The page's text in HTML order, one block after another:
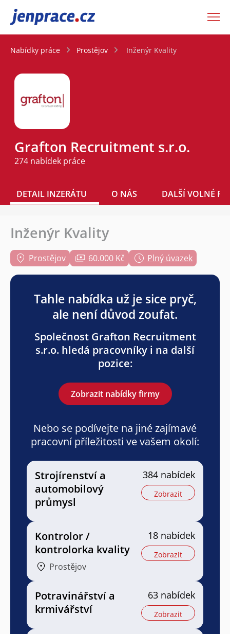
JenPráce.cz
Nabídky práce Prostějov Inženýr Kvality
Grafton Recruitment s.r.o.
274 nabídek práce
DETAIL INZERÁTU O NÁS DALŠÍ VOLNÉ
Inženýr Kvality
Prostějov 60.000 Kč Plný úvazek
Tahle nabídka už je sice pryč,
ale není důvod zoufat.
Společnost Grafton Recruitment
s.r.o. hledá pracovníky i na další
pozice:
Zobrazit nabídky firmy
Nebo se podívejte na jiné zajímavé
pracovní příležitosti ve vašem okolí:
Strojírenství a
automobilový
průmysl
384 nabídek
Zobrazit
Kontrolor /
kontrolorka kvality
Prostějov
18 nabídek
Zobrazit
Potravinářství a
krmivářství
63 nabídek
Zobrazit